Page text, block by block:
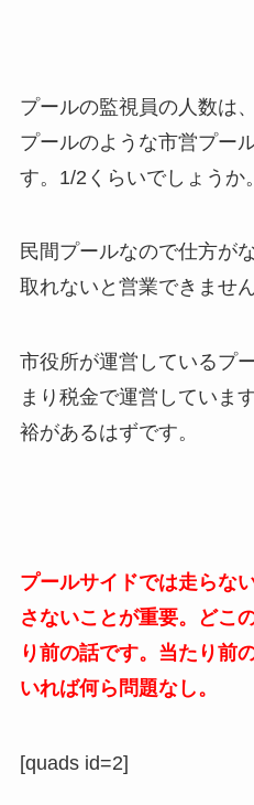
プールの監視員の人数は
プールのような市営プー
す。1/2くらいでしょうか。
民間プールなので仕方が
取れないと営業できません
市役所が運営しているプ
まり税金で運営していま
裕があるはずです。
プールサイドでは走らな
さないことが重要。どこ
り前の話です。当たり前
いれば何ら問題なし。
[quads id=2]